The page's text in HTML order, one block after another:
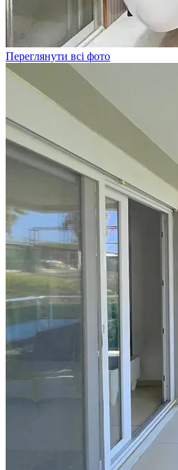
Переглянути всі фото